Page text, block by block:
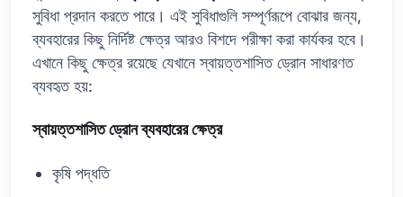
সুবিধা প্রদান করতে পারে। এই সুবিধাগুলি সম্পূর্ণরূপে বোঝার জন্য,
ব্যবহারের কিছু নির্দিষ্ট ক্ষেত্র আরও বিশদে পরীক্ষা করা কার্যকর হবে।
এখানে কিছু ক্ষেত্র রয়েছে যেখানে স্বায়ত্তশাসিত ড্রোন সাধারণত
ব্যবহৃত হয়:
স্বায়ত্তশাসিত ড্রোন ব্যবহারের ক্ষেত্র
কৃষি পদ্ধতি